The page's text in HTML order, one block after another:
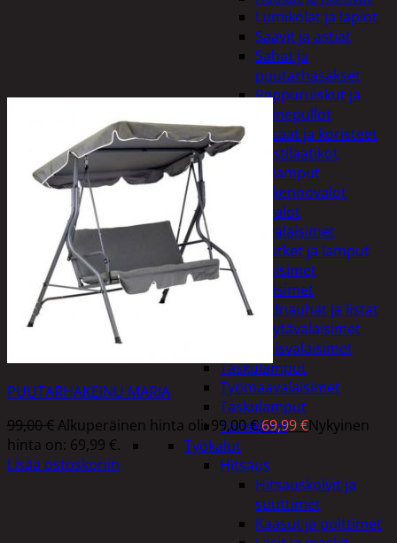
Lumikolat ja lapiot
Saavit ja astiat
Sahat ja
puutarhasakset
Reppuruiskut ja
painepullot
Pihapatsaat ja koristeet
Postilaatikot
Valaisimet ja lamput
Aurinkokennovalot
Koristevalot
Koristevalaisimet
Loisteputket ja lamput
Pihavalaisimet
Sisävalaisimet
Lednauhat ja listat
Pöytävalaisimet
Yleisvalaisimet
Taskulamput
Työmaavalaisimet
Taskulamput
Tarvikkeet
Työkalut
Hitsaus
Hitsauskolvit ja
suuttimet
Kaasut ja polttimet
PUUTARHAKEINU MARIA
99,00€Alkuperäinen hinta oli: 99,00 €.69,99€Nykyinen
hinta on: 69,99 €.
Lisää ostoskoriin